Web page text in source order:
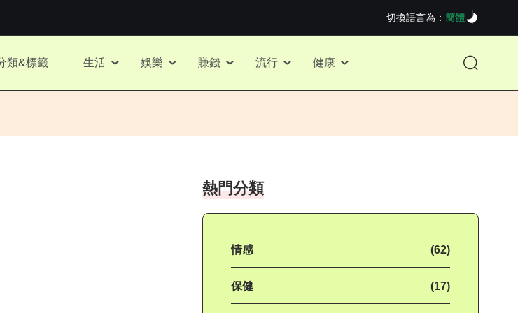
切換語言為： 簡體
類&標籤 生活 娛樂 賺錢 流行 健康
熱門分類
情感 (62)
保健 (17)